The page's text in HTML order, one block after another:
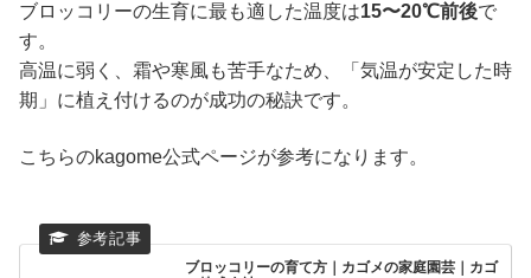
ブロッコリーの生育に最も適した温度は15〜20℃前後で
す。
高温に弱く、霜や寒風も苦手なため、「気温が安定した時
期」に植え付けるのが成功の秘訣です。
こちらのkagome公式ページが参考になります。
ブロッコリーの育て方｜カゴメの家庭園芸｜カゴ